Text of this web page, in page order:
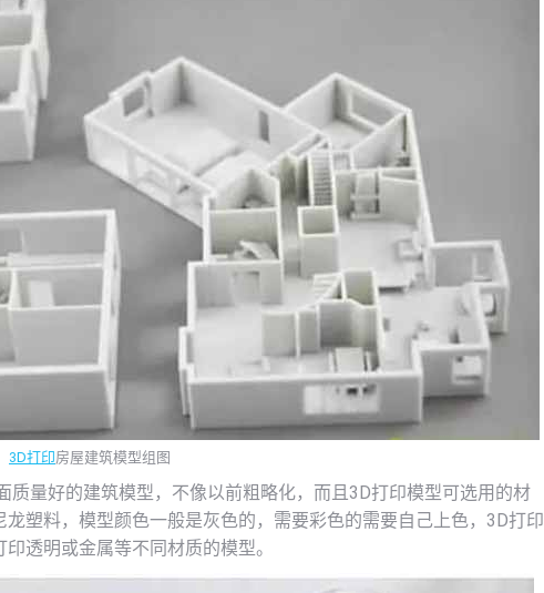
3D打印房屋建筑模型组图
质量好的建筑模型，不像以前粗略化，而且3D打印模型可选用的材
塑料，模型颜色一般是灰色的，需要彩色的需要自己上色，3D打印
透明或金属等不同材质的模型。